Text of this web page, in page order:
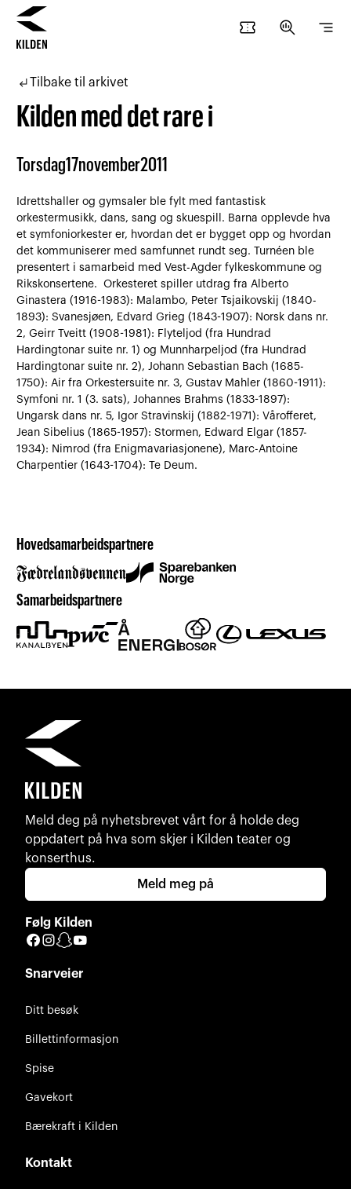
confirmation_number search_insights segment
subdirectory_arrow_leftTilbake til arkivet
Kilden med det rare i
Torsdag17november2011
Idrettshaller og gymsaler ble fylt med fantastisk
orkestermusikk, dans, sang og skuespill. Barna opplevde hva
et symfoniorkester er, hvordan det er bygget opp og hvordan
det kommuniserer med samfunnet rundt seg. Turnéen ble
presentert i samarbeid med Vest-Agder fylkeskommune og
Rikskonsertene. Orkesteret spiller utdrag fra Alberto
Ginastera (1916-1983): Malambo, Peter Tsjaikovskij (1840-
1893): Svanesjøen, Edvard Grieg (1843-1907): Norsk dans nr.
2, Geirr Tveitt (1908-1981): Flyteljod (fra Hundrad
Hardingtonar suite nr. 1) og Munnharpeljod (fra Hundrad
Hardingtonar suite nr. 2), Johann Sebastian Bach (1685-
1750): Air fra Orkestersuite nr. 3, Gustav Mahler (1860-1911):
Symfoni nr. 1 (3. sats), Johannes Brahms (1833-1897):
Ungarsk dans nr. 5, Igor Stravinskij (1882-1971): Vårofferet,
Jean Sibelius (1865-1957): Stormen, Edward Elgar (1857-
1934): Nimrod (fra Enigmavariasjonene), Marc-Antoine
Charpentier (1643-1704): Te Deum.
Hovedsamarbeidspartnere
Samarbeidspartnere
Meld deg på nyhetsbrevet vårt for å holde deg
oppdatert på hva som skjer i Kilden teater og
konserthus.
Meld meg på
Følg Kilden
Facebook
Instagram
Snapchat
Snarveier
Ditt besøk
Billettinformasjon
Spise
Gavekort
Bærekraft i Kilden
Kontakt